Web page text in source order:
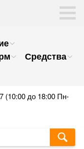
Средства
(10:00 до 18:00 Пн-